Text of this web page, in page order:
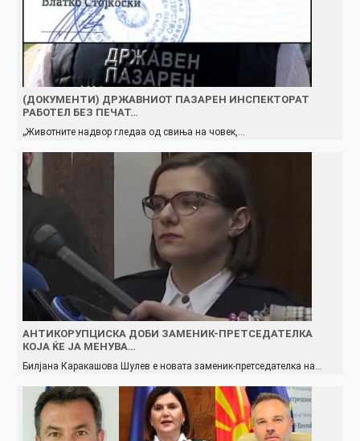
(ДОКУМЕНТИ) ДРЖАВНИОТ ПАЗАРЕН ИНСПЕКТОРАТ
РАБОТЕЛ БЕЗ ПЕЧАТ…
„Животните надвор гледаа од свиња на човек,…
АНТИКОРУПЦИСКА ДОБИ ЗАМЕНИК-ПРЕТСЕДАТЕЛКА
КОЈА ЌЕ ЈА МЕНУВА…
Билјана Каракашова Шулев е новата заменик-претседателка на…